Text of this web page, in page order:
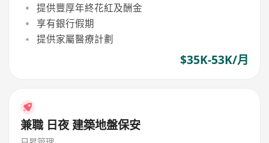
提供豐厚年終花紅及酬金
享有銀行假期
提供家屬醫療計劃
$35K-53K/月
兼職 日夜 建築地盤保安